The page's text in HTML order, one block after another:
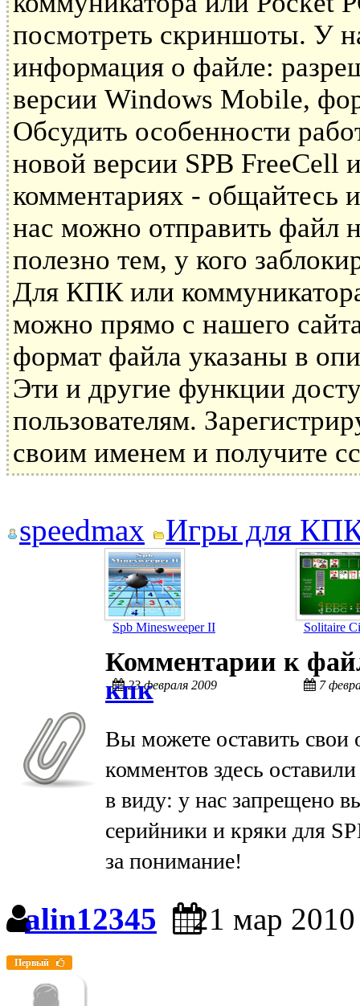
посмотреть скриншоты. У
информация о файле:
версии Windows Mobile,
Обсудить особенности
новой версии SPB
комментариях - общайтесь
нас можно отправить файл
полезно тем, у кого
Для КПК или
можно прямо с нашего
формат файла указаны в
Эти и другие функции
пользователям.
своим именем и получите
speedmax Игры для
Spb Minesweeper II
23 февраля 2009
Solitaire
7
Комментарии к
кпк
Вы можете оставить свои
комментов здесь
в виду: у нас запрещено
серийники и кряки для
за понимание!
alin12345 21 мар
Первый